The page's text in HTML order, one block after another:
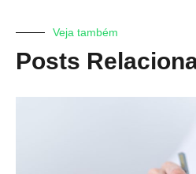
Veja também
Posts